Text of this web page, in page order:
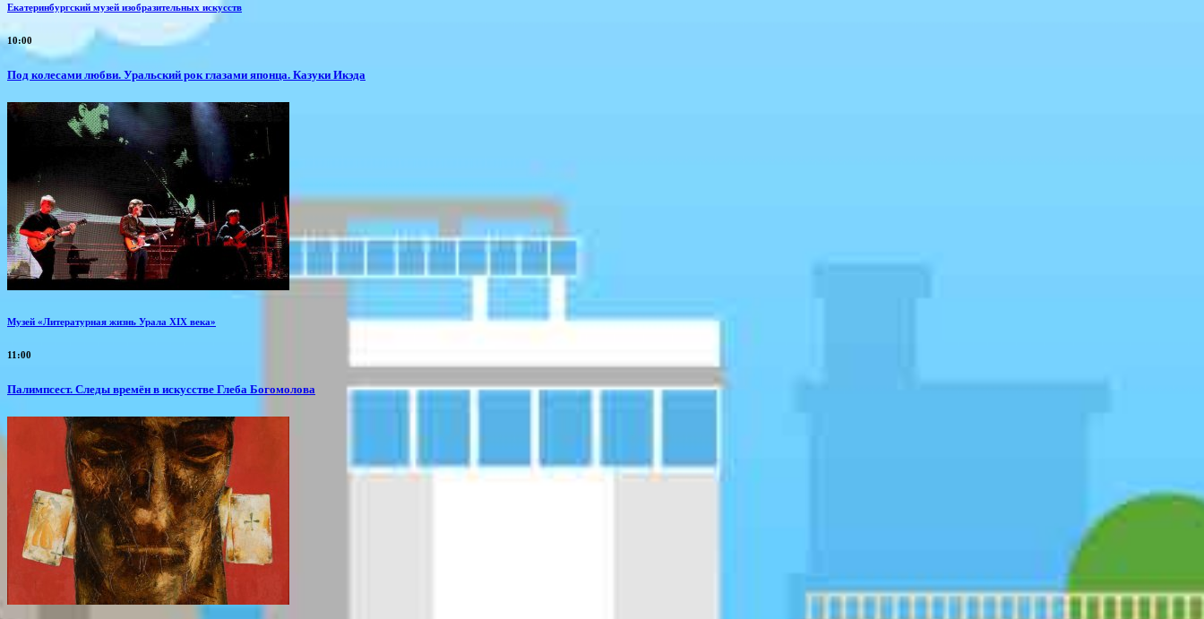
Екатеринбургский музей изобразительных искусств
10:00
Под колесами любви. Уральский рок глазами японца. Казуки Икэда
Музей «Литературная жизнь Урала XIX века»
11:00
Палимпсест. Следы времён в искусстве Глеба Богомолова